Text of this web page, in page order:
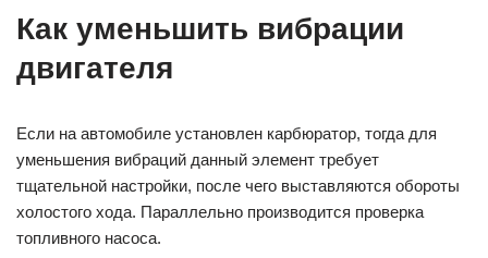
Как уменьшить вибрации
двигателя
Если на автомобиле установлен карбюратор, тогда для
уменьшения вибраций данный элемент требует
тщательной настройки, после чего выставляются обороты
холостого хода. Параллельно производится проверка
топливного насоса.